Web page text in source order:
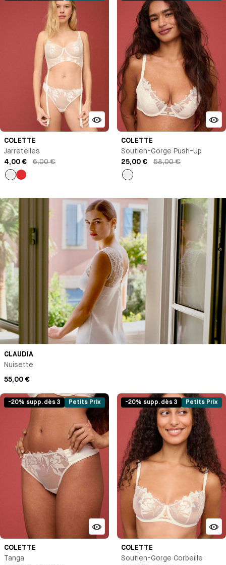
CLAUDIA
Nuisette
55,00 €
COLETTE
Jarretelles
4,00 €
6,00 €
Milk
COLETTE
Soutien-Gorge Push-Up
25,00 €
58,00 €
Milk
-20% supp. dès 3 Petits Prix
COLETTE
Tanga
-20% supp. dès 3 Petits Prix
COLETTE
Soutien-Gorge Corbeille